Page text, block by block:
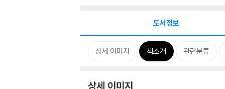
도서정보
상세 이미지 책소개 관련분류
상세 이미지